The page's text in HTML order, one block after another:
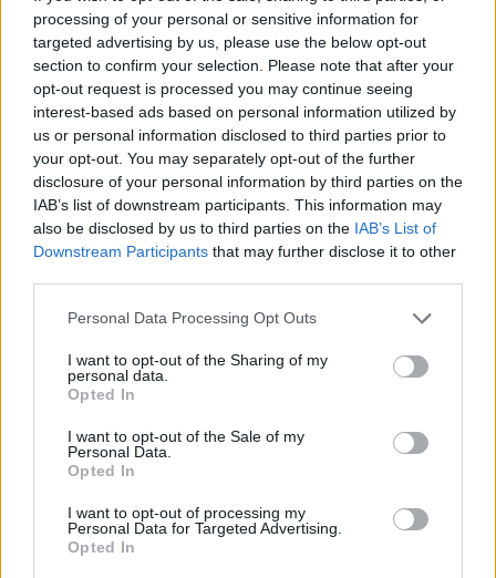
processing of your personal or sensitive information for
targeted advertising by us, please use the below opt-out
section to confirm your selection. Please note that after your
opt-out request is processed you may continue seeing
interest-based ads based on personal information utilized by
us or personal information disclosed to third parties prior to
your opt-out. You may separately opt-out of the further
disclosure of your personal information by third parties on the
IAB’s list of downstream participants. This information may
also be disclosed by us to third parties on the IAB’s List of
Downstream Participants that may further disclose it to other
Personal Data Processing Opt Outs
I want to opt-out of the Sharing of my
personal data.
Opted In
I want to opt-out of the Sale of my
Personal Data.
Opted In
I want to opt-out of processing my
Personal Data for Targeted Advertising.
Opted In
5 Agosto, 2026 - 11:57
Borba: Festas do Senhor Jesus dos Aflitos começam na
As festas do Senhor Jesus dos Aflitos, em Borba, no distrito de
Évora, começam...
4 Agosto, 2026 - 13:00